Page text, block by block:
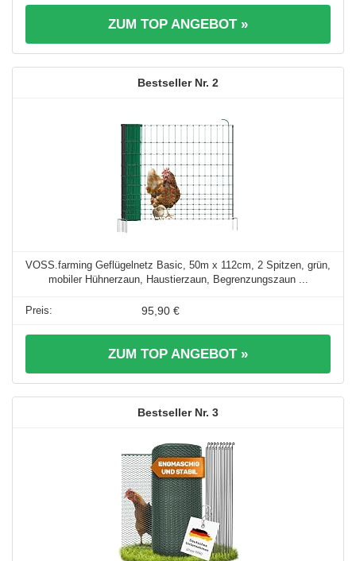
ZUM TOP ANGEBOT »
2
VOSS.farming Geflügelnetz Basic, 50m x 112cm, 2 Spitzen, grün,
mobiler Hühnerzaun, Haustierzaun, Begrenzungszaun ...
95,90 €
ZUM TOP ANGEBOT »
3